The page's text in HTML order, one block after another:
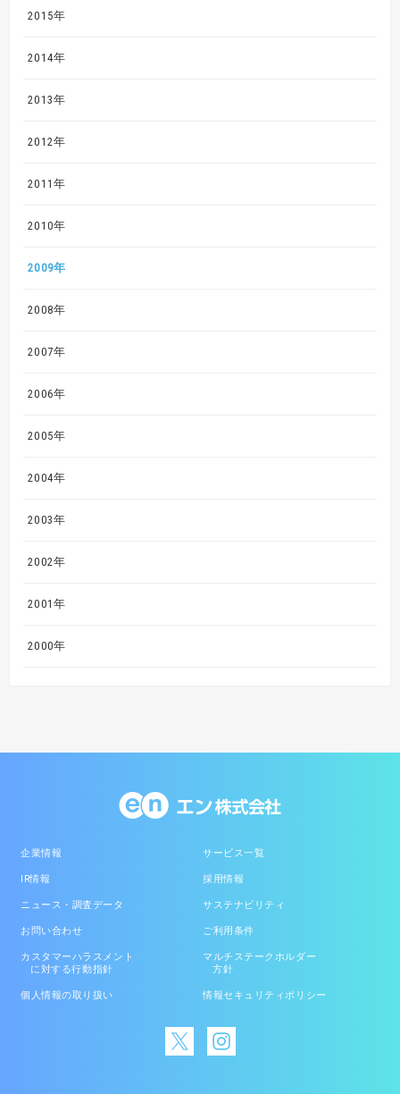
2015年
2014年
2013年
2012年
2011年
2010年
2009年
2008年
2007年
2006年
2005年
2004年
2003年
2002年
2001年
2000年
企業情報 サービス一覧
IR情報 採用情報
ニュース・調査データ サステナビリティ
お問い合わせ ご利用条件
カスタマーハラスメント
に対する行動指針
マルチステークホルダー
方針
個人情報の取り扱い 情報セキュリティポリシー